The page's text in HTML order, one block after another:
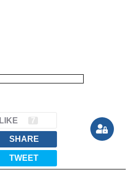
LIKE 7
SHARE
TWEET